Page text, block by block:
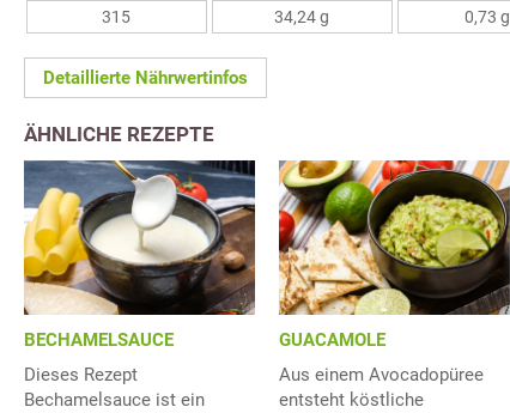
315
34,24 g
0,73 g
Detaillierte Nährwertinfos
ÄHNLICHE REZEPTE
BECHAMELSAUCE
Dieses Rezept
Bechamelsauce ist ein
GUACAMOLE
Aus einem Avocadopüree
entsteht köstliche